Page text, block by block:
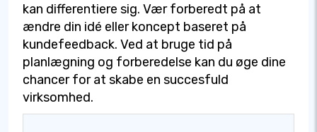
kan differentiere sig. Vær forberedt på at
ændre din idé eller koncept baseret på
kundefeedback. Ved at bruge tid på
planlægning og forberedelse kan du øge dine
chancer for at skabe en succesfuld
virksomhed.